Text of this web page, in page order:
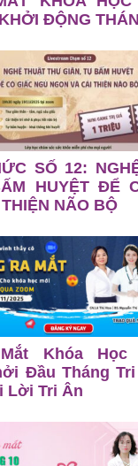
ĐỘNG
SỐ 12:
HUYỆT ĐỂ
NÃO BỘ
Khóa Học
Đầu Tháng
Lời Tri Ân